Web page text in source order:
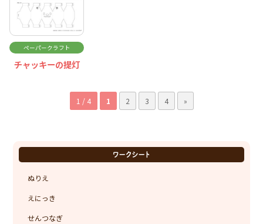
ペーパークラフト
チャッキーの提灯
1 / 4 1 2 3 4 »
ワークシート
ぬりえ
えにっき
せんつなぎ